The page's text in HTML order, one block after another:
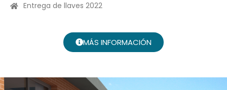
Entrega de llaves 2022
MÁS INFORMACIÓN